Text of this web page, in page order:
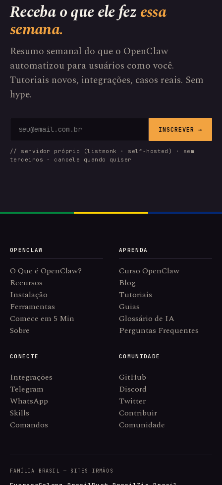
Receba o que ele fezessa
semana.
Resumo semanal do que o OpenClaw
automatizou para usuários como você.
Tutoriais novos, integrações, casos reais. Sem
hype.
INSCREVER →
// servidor próprio (listmonk · self-hosted) · sem
terceiros · cancele quando quiser
OPENCLAW
O Que é OpenClaw?
Recursos
Instalação
Ferramentas
Comece em 5 Min
Sobre
APRENDA
Curso OpenClaw
Blog
Tutoriais
Guias
Glossário de IA
Perguntas Frequentes
CONECTE
Integrações
Telegram
WhatsApp
Skills
Comandos
COMUNIDADE
GitHub
Discord
Twitter
Contribuir
Comunidade
FAMÍLIA BRASIL — SITES IRMÃOS